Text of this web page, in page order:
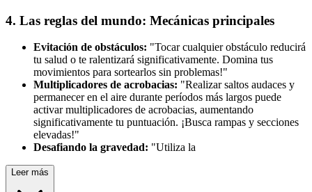
4. Las reglas del mundo: Mecánicas principales
Evitación de obstáculos: "Tocar cualquier obstáculo reducirá
tu salud o te ralentizará significativamente. Domina tus
movimientos para sortearlos sin problemas!"
Multiplicadores de acrobacias: "Realizar saltos audaces y
permanecer en el aire durante períodos más largos puede
activar multiplicadores de acrobacias, aumentando
significativamente tu puntuación. ¡Busca rampas y secciones
elevadas!"
Desafiando la gravedad: "Utiliza la
Leer más